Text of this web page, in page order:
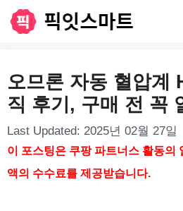
로
건
너
뛰
기
오므론 자동 혈압계
직 후기, 구매 전 꼭
Last Updated: 2025년 02월 27일
이 포스팅은 쿠팡 파트너스 활동의
액의 수수료를 제공받습니다.